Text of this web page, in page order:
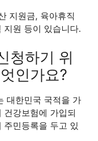
지원금, 육아휴직
지원 등이 있습니다.
청하기 위
인가요?
대한민국 국적을 가
건강보험에 가입되
주민등록을 두고 있